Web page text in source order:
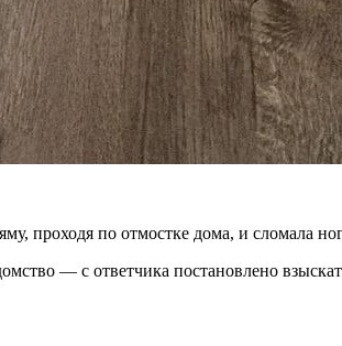
проходя по отмостке дома, и сломала
— с ответчика постановлено